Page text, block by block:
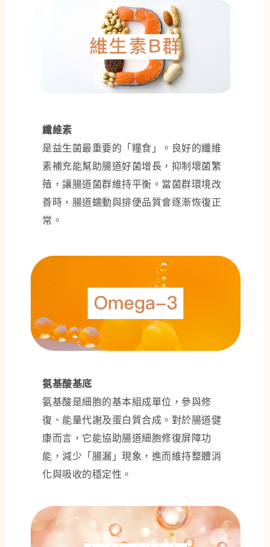
纖維素
是益生菌最重要的「糧食」。良好的纖維
素補充能幫助腸道好菌增長，抑制壞菌繁
殖，讓腸道菌群維持平衡。當菌群環境改
善時，腸道蠕動與排便品質會逐漸恢復正
常。
氨基酸基底
氨基酸是細胞的基本組成單位，參與修
復、能量代謝及蛋白質合成。對於腸道健
康而言，它能協助腸道細胞修復屏障功
能，減少「腸漏」現象，進而維持整體消
化與吸收的穩定性。